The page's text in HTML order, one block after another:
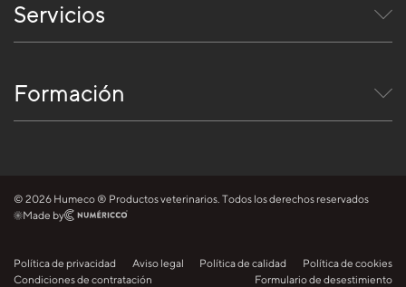
Servicios
Formación
© 2026 Humeco ® Productos veterinarios. Todos los derechos reservados
Made by
Política de privacidad Aviso legal Política de calidad
Política de cookies
Condiciones de contratación
Formulario de desestimiento